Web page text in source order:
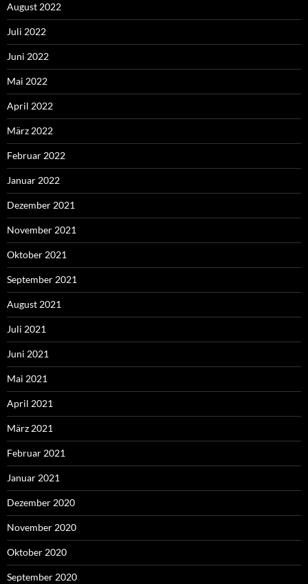
August 2022
Juli 2022
Juni 2022
Mai 2022
April 2022
März 2022
Februar 2022
Januar 2022
Dezember 2021
November 2021
Oktober 2021
September 2021
August 2021
Juli 2021
Juni 2021
Mai 2021
April 2021
März 2021
Februar 2021
Januar 2021
Dezember 2020
November 2020
Oktober 2020
September 2020